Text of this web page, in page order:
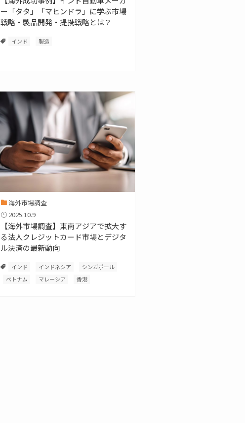
ー「タタ」「マヒンドラ」に学ぶ市場
戦略・製品開発・提携戦略とは？
インド 製造
【海外市場調査】東南アジアで拡大す
る法人クレジットカード市場とデジタ
ル決済の最新動向
インド インドネシア
シンガポール
ベトナム
マレーシア 香港
2025.10.9
海外市場調査